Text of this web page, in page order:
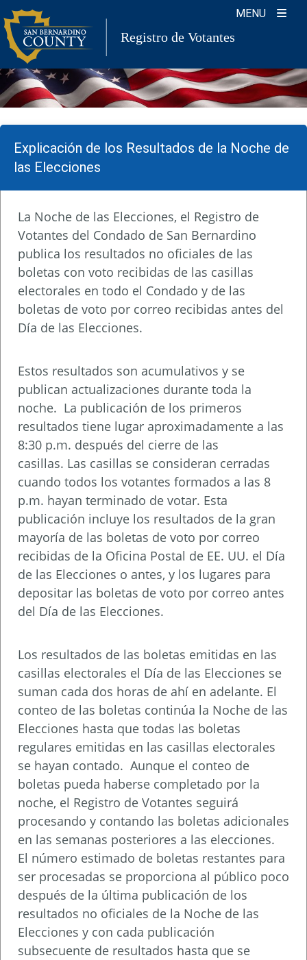
Skip
to
content
MENU
Registro de Votantes
Explicación de los Resultados de la Noche de
las Elecciones
La Noche de las Elecciones, el Registro de
Votantes del Condado de San Bernardino
publica los resultados no oficiales de las
boletas con voto recibidas de las casillas
electorales en todo el Condado y de las
boletas de voto por correo recibidas antes del
Día de las Elecciones.
Estos resultados son acumulativos y se
publican actualizaciones durante toda la
noche. La publicación de los primeros
resultados tiene lugar aproximadamente a las
8:30 p.m. después del cierre de las
casillas. Las casillas se consideran cerradas
cuando todos los votantes formados a las 8
p.m. hayan terminado de votar. Esta
publicación incluye los resultados de la gran
mayoría de las boletas de voto por correo
recibidas de la Oficina Postal de EE. UU. el Día
de las Elecciones o antes, y los lugares para
depositar las boletas de voto por correo antes
del Día de las Elecciones.
Los resultados de las boletas emitidas en las
casillas electorales el Día de las Elecciones se
suman cada dos horas de ahí en adelante. El
conteo de las boletas continúa la Noche de las
Elecciones hasta que todas las boletas
regulares emitidas en las casillas electorales
se hayan contado. Aunque el conteo de
boletas pueda haberse completado por la
noche, el Registro de Votantes seguirá
procesando y contando las boletas adicionales
en las semanas posteriores a las elecciones.
El número estimado de boletas restantes para
ser procesadas se proporciona al público poco
después de la última publicación de los
resultados no oficiales de la Noche de las
Elecciones y con cada publicación
subsecuente de resultados hasta que se